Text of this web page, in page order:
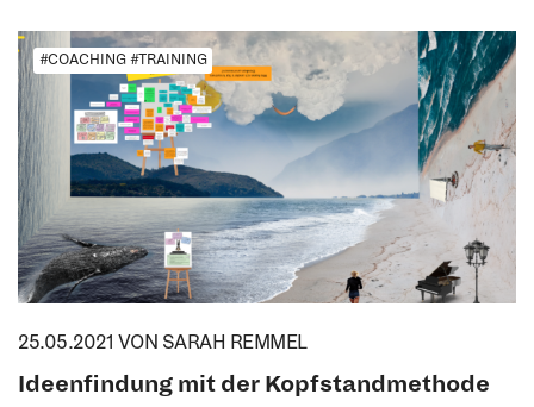
#COACHING #TRAINING
25.05.2021 VON SARAH REMMEL
Ideenfindung mit der Kopfstandmethode